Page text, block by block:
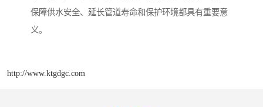
保障供水安全、延长管道寿命和保护环境都具有重要意
义。
http://www.ktgdgc.com